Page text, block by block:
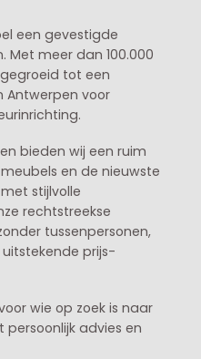
een gevestigde
. Met meer dan 100.000
tot een
Antwerpen voor
bieden wij een ruim
en de nieuwste
stijlvolle
rechtstreekse
tussenpersonen,
prijs-
wie op zoek is naar
advies en